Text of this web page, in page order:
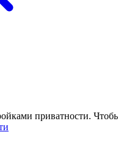
приватности.